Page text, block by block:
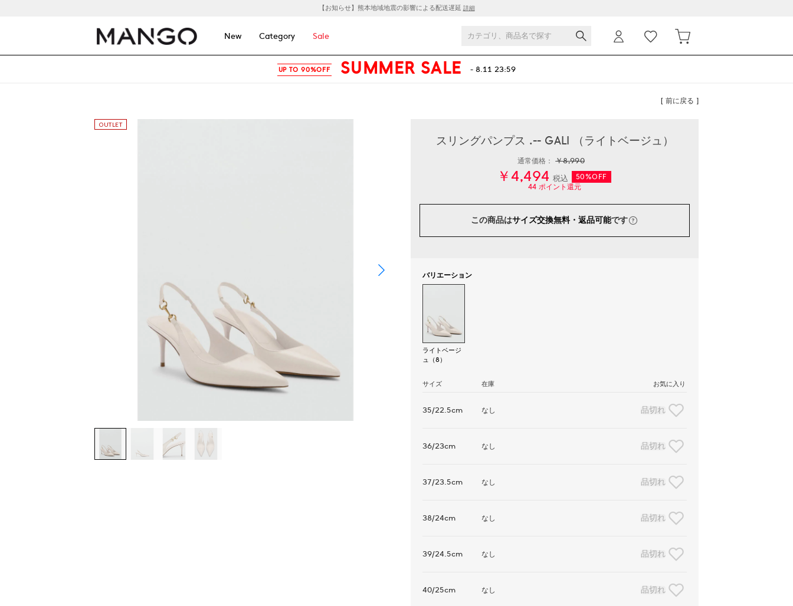
【お知らせ】熊本地域地震の影響による配送遅延 詳細
New Category Sale
UP TO 90%OFF SUMMER SALE - 8.11 23:59
[ 前に戻る ]
スリングパンプス .-- GALI （ライトベージュ）
通常価格：￥8,990
￥4,494 税込
50%OFF
44 ポイント還元
この商品はサイズ交換無料・返品可能です
バリエーション
ライトベージ
ュ（8）
サイズ 在庫 お気に入り
35/22.5cm なし 品切れ
36/23cm なし 品切れ
37/23.5cm なし 品切れ
38/24cm なし 品切れ
39/24.5cm なし 品切れ
40/25cm なし 品切れ